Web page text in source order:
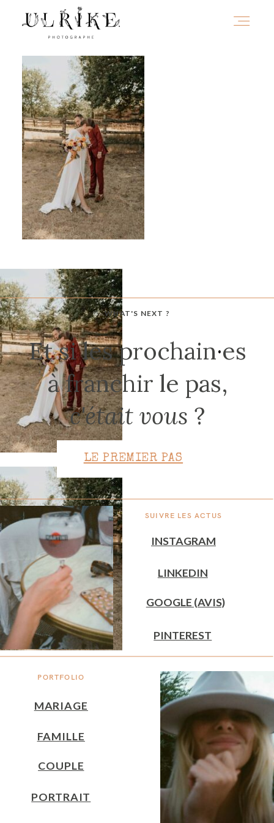
WHAT'S NEXT ?
PORTFOLIO
SUIVRE LES ACTUS
Et si les prochain·es
à franchir le pas,
c'était vous ?
MARIAGE
INSTAGRAM
GOOGLE (AVIS)
FAMILLE
PINTEREST
COUPLE
LINKEDIN
PORTRAIT
LE PREMIER PAS
HOME
A PROPOS
PORTFOLIO
INFOS
JOURNAL
CONTACT